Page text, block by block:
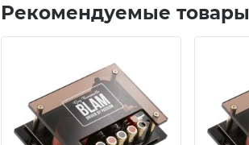
Рекомендуемые товары